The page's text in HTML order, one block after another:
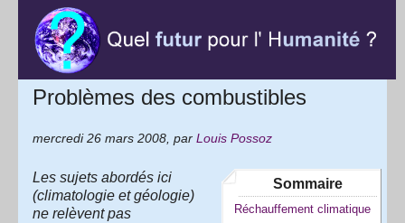
Problèmes des combustibles
mercredi 26 mars 2008, par Louis Possoz
Sommaire
Réchauffement climatique
Les sujets abordés ici
(climatologie et géologie)
ne relèvent pas